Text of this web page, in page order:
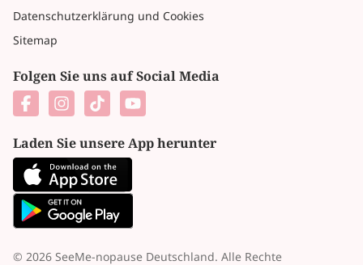
Datenschutzerklärung und Cookies
Sitemap
Folgen Sie uns auf Social Media
Laden Sie unsere App herunter
© 2026 SeeMe-nopause Deutschland. Alle Rechte